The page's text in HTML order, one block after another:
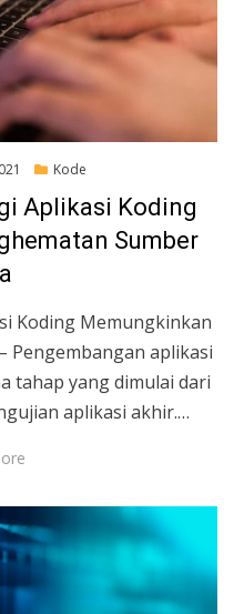
Kode
Aplikasi Koding
Sumber
Koding Memungkinkan
Pengembangan aplikasi
tahap yang dimulai dari
aplikasi akhir.…